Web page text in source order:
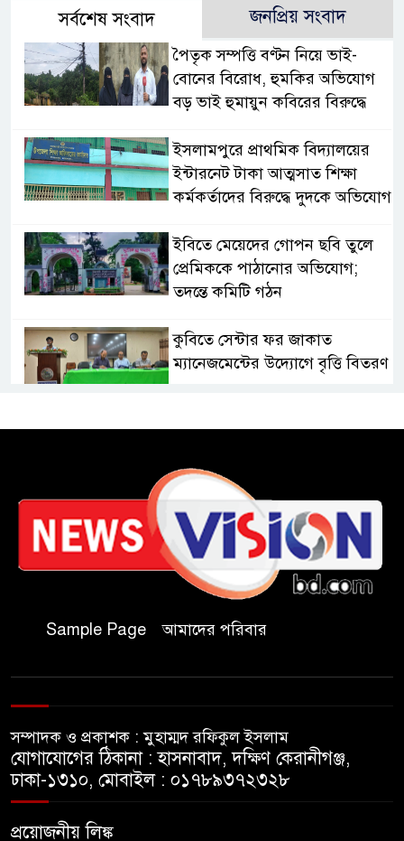
সর্বশেষ সংবাদ জনপ্রিয় সংবাদ
পৈতৃক সম্পত্তি বণ্টন নিয়ে ভাই-
বোনের বিরোধ, হুমকির অভিযোগ
বড় ভাই হুমায়ুন কবিরের বিরুদ্ধে
​ইসলামপুরে প্রাথমিক বিদ্যালয়ের
ইন্টারনেট টাকা আত্মসাত শিক্ষা
কর্মকর্তাদের বিরুদ্ধে দুদকে অভিযোগ
ইবিতে মেয়েদের গোপন ছবি তুলে
প্রেমিককে পাঠানোর অভিযোগ;
তদন্তে কমিটি গঠন
কুবিতে সেন্টার ফর জাকাত
ম্যানেজমেন্টের উদ্যোগে বৃত্তি বিতরণ
চকরিয়ায় ফাঁসিয়াখালী সরকারি
প্রাথমিক বিদ্যালয়ের ম্যানেজিং
কমিটির সভাপতি নির্বাচিত মো.
আবদুল আলিম
জুলাই আন্দোলন হয়েছিল
ফ্যাসিবাদী সমাজব্যবস্থার
যথাযথ মর্যাদায় ‘জুলাই দিবস’
পালন করছে তানযীমুল উম্মাহ
আলিম মাদ্রাসা
Sample Page আমাদের পরিবার
সম্পাদক ও প্রকাশক : মুহাম্মদ রফিকুল ইসলাম
যোগাযোগের ঠিকানা : হাসনাবাদ, দক্ষিণ কেরানীগঞ্জ,
ঢাকা-১৩১০, মোবাইল : ০১৭৮৯৩৭২৩২৮
প্রয়োজনীয় লিঙ্ক